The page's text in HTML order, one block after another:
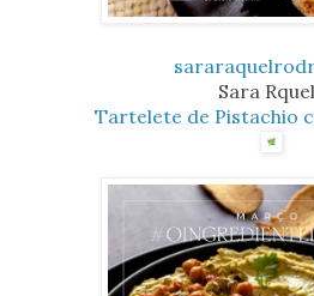
Sara Rquel
Tartelete de Pistachio